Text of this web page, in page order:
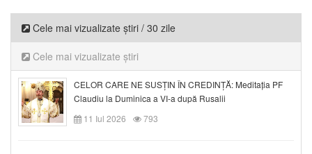
Cele mai vizualizate știri / 30 zile
Cele mai vizualizate știri
CELOR CARE NE SUSȚIN ÎN CREDINȚĂ: Meditația PF
Claudiu la Duminica a VI-a după Rusalii
11 Iul 2026
793